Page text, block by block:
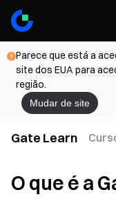
Parece que está a
site dos EUA para
região.
Mudar de site
Gate Learn
O que é a